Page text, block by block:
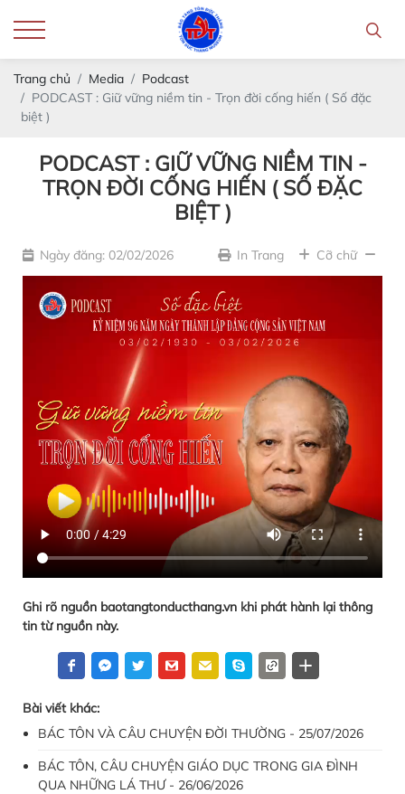
Trang chủ Media
Podcast
PODCAST : Giữ vững niềm tin - Trọn đời cống hiến ( Số đặc
biệt )
PODCAST : GIỮ VỮNG NIỀM TIN -
TRỌN ĐỜI CỐNG HIẾN ( SỐ ĐẶC
BIỆT )
Ngày đăng: 02/02/2026 In Trang Cỡ chữ
Ghi rõ nguồn baotangtonducthang.vn khi phát hành lại thông
tin từ nguồn này.
Bài viết khác:
BÁC TÔN VÀ CÂU CHUYỆN ĐỜI THƯỜNG - 25/07/2026
BÁC TÔN, CÂU CHUYỆN GIÁO DỤC TRONG GIA ĐÌNH
QUA NHỮNG LÁ THƯ - 26/06/2026